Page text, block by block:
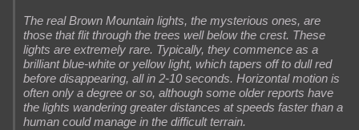
The real Brown Mountain lights, the mysterious ones, are
those that flit through the trees well below the crest. These
lights are extremely rare. Typically, they commence as a
brilliant blue-white or yellow light, which tapers off to dull red
before disappearing, all in 2-10 seconds. Horizontal motion is
often only a degree or so, although some older reports have
the lights wandering greater distances at speeds faster than a
human could manage in the difficult terrain.